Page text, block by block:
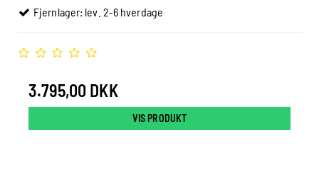
Fjernlager: lev. 2-6 hverdage
3.795,00 DKK
VIS PRODUKT